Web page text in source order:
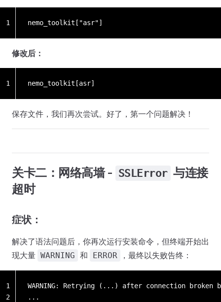
nemo_toolkit["asr"]
1
修改后：
nemo_toolkit[asr]
1
保存文件，我们再次尝试。好了，第一个问题解决！
关卡二：网络高墙 - SSLError 与连接
超时
症状：
解决了语法问题后，你再次运行安装命令，但终端开始出
现大量 WARNING 和 ERROR ，最终以失败告终：
WARNING: Retrying (...) after connection
...
1
2